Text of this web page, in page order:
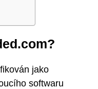
jako
softwaru